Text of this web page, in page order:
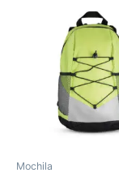
Mochila